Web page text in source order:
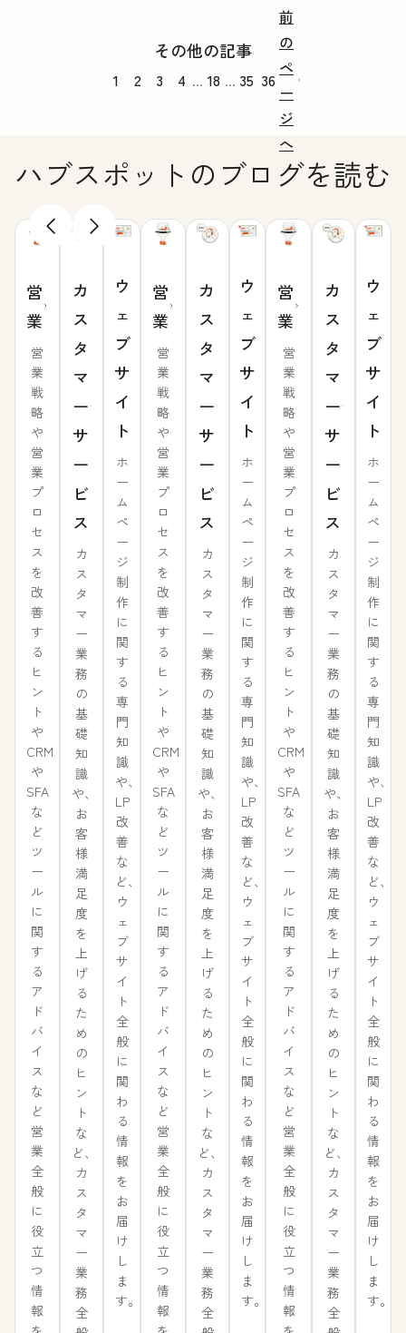
その他の記事
1 2 3 4 ... 18 ... 35 36
前
の
ペ
ー
ジ
へ
ハブスポットのブログを読む
営
業
営
業
戦
略
や
営
業
プ
ロ
セ
ス
を
改
善
す
る
ヒ
ン
ト
や
CRM
や
SFA
な
ど
ツ
ー
ル
に
関
す
る
ア
ド
バ
イ
ス
な
ど
営
業
全
般
に
役
立
つ
情
報
カ
ス
タ
マ
ー
サ
ー
ビ
ス
カ
ス
タ
マ
ー
業
務
の
基
礎
知
識
や、
お
客
様
満
足
度
を
上
げ
る
た
め
の
ヒ
ン
ト
な
ど、
カ
ス
タ
マ
ー
業
務
全
ウ
ェ
ブ
サ
イ
ト
ホ
ー
ム
ペ
ー
ジ
制
作
に
関
す
る
専
門
知
識
や、
LP
改
善
な
ど、
ウ
ェ
ブ
サ
イ
ト
全
般
に
関
わ
る
情
報
を
お
届
け
し
ま
す。
営
業
営
業
戦
略
や
営
業
プ
ロ
セ
ス
を
改
善
す
る
ヒ
ン
ト
や
CRM
や
SFA
な
ど
ツ
ー
ル
に
関
す
る
ア
ド
バ
イ
ス
な
ど
営
業
全
般
に
役
立
つ
情
報
カ
ス
タ
マ
ー
サ
ー
ビ
ス
カ
ス
タ
マ
ー
業
務
の
基
礎
知
識
や、
お
客
様
満
足
度
を
上
げ
る
た
め
の
ヒ
ン
ト
な
ど、
カ
ス
タ
マ
ー
業
務
全
ウ
ェ
ブ
サ
イ
ト
ホ
ー
ム
ペ
ー
ジ
制
作
に
関
す
る
専
門
知
識
や、
LP
改
善
な
ど、
ウ
ェ
ブ
サ
イ
ト
全
般
に
関
わ
る
情
報
を
お
届
け
し
ま
す。
営
業
営
業
戦
略
や
営
業
プ
ロ
セ
ス
を
改
善
す
る
ヒ
ン
ト
や
CRM
や
SFA
な
ど
ツ
ー
ル
に
関
す
る
ア
ド
バ
イ
ス
な
ど
営
業
全
般
に
役
立
つ
情
報
カ
ス
タ
マ
ー
サ
ー
ビ
ス
カ
ス
タ
マ
ー
業
務
の
基
礎
知
識
や、
お
客
様
満
足
度
を
上
げ
る
た
め
の
ヒ
ン
ト
な
ど、
カ
ス
タ
マ
ー
業
務
全
ウ
ェ
ブ
サ
イ
ト
ホ
ー
ム
ペ
ー
ジ
制
作
に
関
す
る
専
門
知
識
や、
LP
改
善
な
ど、
ウ
ェ
ブ
サ
イ
ト
全
般
に
関
わ
る
情
報
を
お
届
け
し
ま
す。